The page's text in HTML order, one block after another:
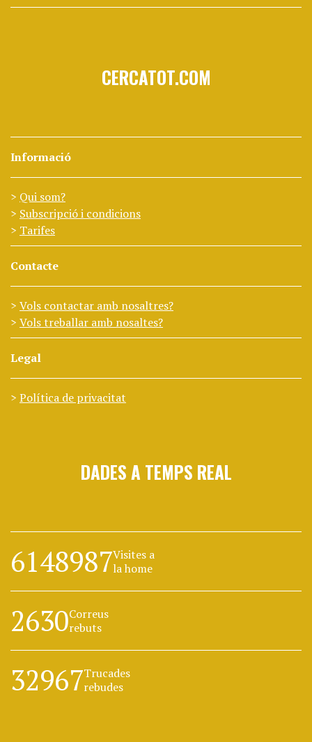
CERCATOT.COM
Informació
Qui som?
Subscripció i condicions
Tarifes
Contacte
Vols contactar amb nosaltres?
Vols treballar amb nosaltes?
Legal
Política de privacitat
DADES A TEMPS REAL
6148987Visites a
la home
2630Correus
rebuts
32967Trucades
rebudes